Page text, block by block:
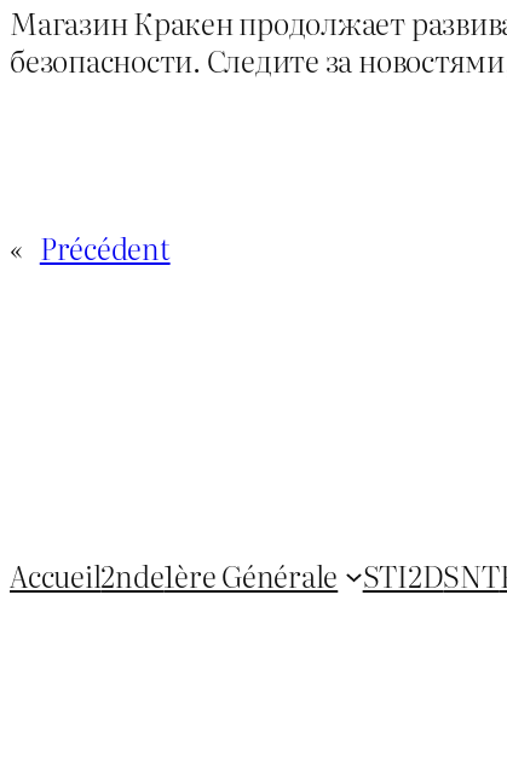
Магазин Кракен продолжает
безопасности. Следите за
« Précédent
Accueil2nde1ère Générale STI2DSNT